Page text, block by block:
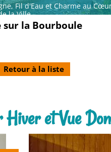
Fil d'Eau et Charme au
la Ville
sur la Bourboule
Retour à la liste
et Vue